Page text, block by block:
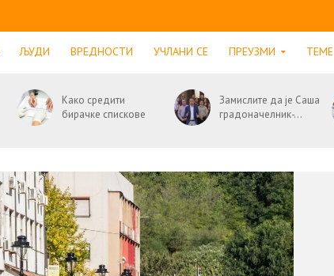
ЉУДИ ВРЕДНОСТИ УЧЛАНИ СЕ ПРЕУЗМИ ТЕМЕ
Како средити
бирачке спискове
Замислите да је Саша
градоначелник-...